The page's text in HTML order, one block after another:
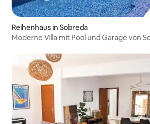
Reihenhaus in Sobreda
Moderne Villa mit Pool und Garage von